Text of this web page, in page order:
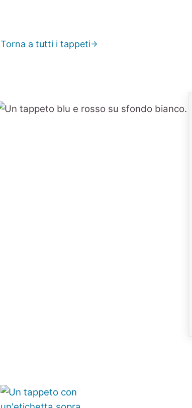
Torna a tutti i tappeti